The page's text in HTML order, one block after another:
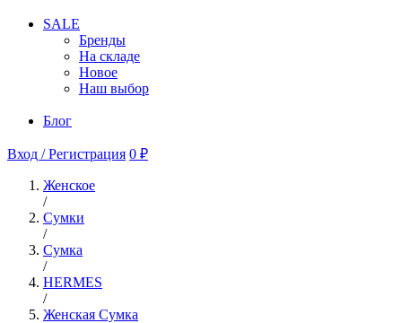
SALE
Бренды
На складе
Новое
Наш выбор
Блог
Вход / Регистрация 0 ₽
Женское
/
Сумки
/
Сумка
/
HERMES
/
Женская Сумка